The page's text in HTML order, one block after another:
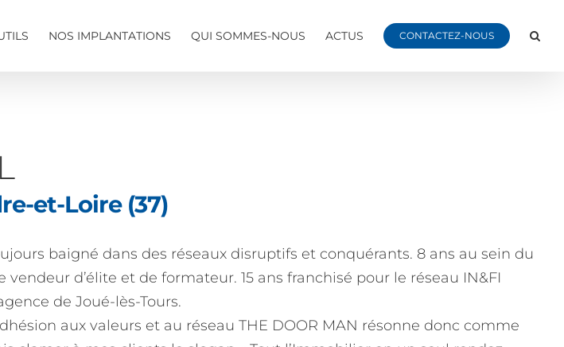
NOS IMPLANTATIONS QUI SOMMES-NOUS ACTUS CONTACTEZ-NOUS
et-Loire (37)
baigné dans des réseaux disruptifs et conquérants. 8 ans au sein du
vendeur d’élite et de formateur. 15 ans franchisé pour le réseau IN&FI
de Joué-lès-Tours.
aux valeurs et au réseau THE DOOR MAN résonne donc comme